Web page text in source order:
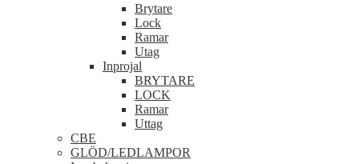
Brytare
Lock
Ramar
Utag
Inprojal
BRYTARE
LOCK
Ramar
Uttag
CBE
GLÖD/LEDLAMPOR